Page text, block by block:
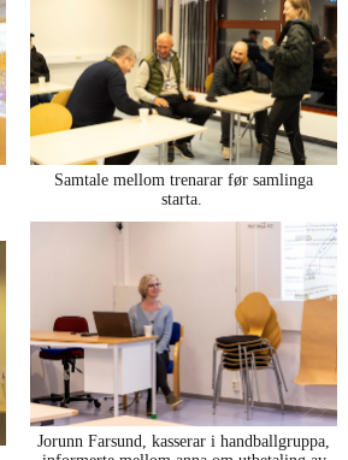
Samtale mellom trenarar før samlinga
starta.
Jorunn Farsund, kasserar i handballgruppa,